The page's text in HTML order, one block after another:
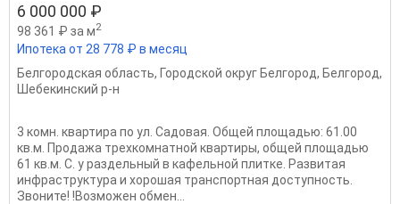
6 000 000 ₽
98 361 ₽ за м2
Ипотека от 28 778 ₽ в месяц
Белгородская область, Городской округ Белгород, Белгород,
Шебекинский р-н
3 комн. квартира по ул. Садовая. Общей площадью: 61.00
кв.м. Продажа трехкомнатной квартиры, общей площадью
61 кв.м. С. у раздельный в кафельной плитке. Развитая
инфраструктура и хорошая транспортная доступность.
Звоните! !Возможен обмен...